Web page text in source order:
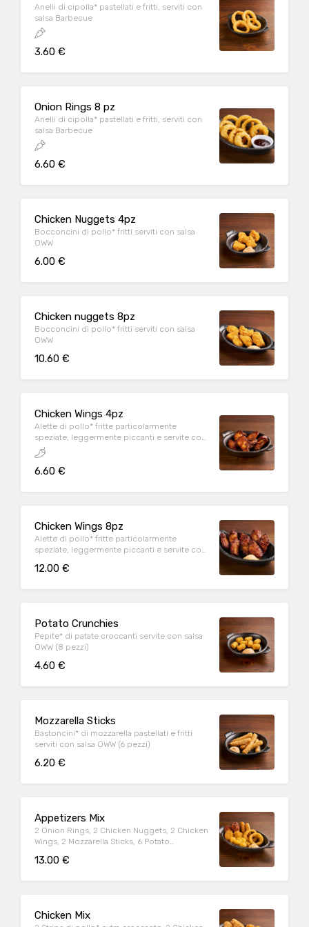
Anelli di cipolla* pastellati e fritti, serviti con
salsa Barbecue
3.60 €
Onion Rings 8 pz
Anelli di cipolla* pastellati e fritti, serviti con
salsa Barbecue
6.60 €
Chicken Nuggets 4pz
Bocconcini di pollo* fritti serviti con salsa
OWW
6.00 €
Chicken nuggets 8pz
Bocconcini di pollo* fritti serviti con salsa
OWW
10.60 €
Chicken Wings 4pz
Alette di pollo* fritte particolarmente
speziate, leggermente piccanti e servite con
salsa OWW
6.60 €
Chicken Wings 8pz
Alette di pollo* fritte particolarmente
speziate, leggermente piccanti e servite con
12.00 €
Potato Crunchies
Pepite* di patate croccanti servite con salsa
OWW (8 pezzi)
4.60 €
Mozzarella Sticks
Bastoncini* di mozzarella pastellati e fritti
serviti con salsa OWW (6 pezzi)
6.20 €
Appetizers Mix
2 Onion Rings, 2 Chicken Nuggets, 2 Chicken
Wings, 2 Mozzarella Sticks, 6 Potato
13.00 €
Chicken Mix